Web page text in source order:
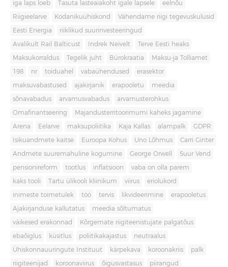
iga laps loeb Tasuta lasteaiakoht igale lapsele eelnõu
Riigieelarve Kodanikuühiskond Vähendame riigi tegevuskulusid
Eesti Energia riiklikud suurinvesteeringud
Avalikult Rail Balticust Indrek Neivelt Terve Eesti heaks
Maksukorraldus Tegelik juht Bürokraatia Maksu-ja Tolliamet
198 nr toiduahel vabaühendused erasektor
maksuvabastused ajakirjanik erapooletu meedia
sõnavabadus arvamusvabadus arvamusterohkus
Omafinantseering Majandusterritoorimumi kaheks jagamine
Arena Eelarve maksupoliitika Kaja Kallas alampalk GDPR
Isikuandmete kaitse Euroopa Kohus Uno Lõhmus Carri Ginter
Andmete suuremahuline kogumine George Orwell Suur Vend
pensionireform tootlus inflatsioon vaba on olla parem
kaks tooli Tartu ülikooli kliinikum viirus eriolukord
inimeste toimetulek töö tervis likvideerimine erapooletus
Ajakirjanduse kallutatus meedia sõltumatus
väikesed erakonnad Kõrgemate riigiteenistujate palgatõus
ebaõiglus küsitlus poliitikakajastus neutraalus
Ühiskonnauuringute Instituut kärpekava koroonakriis palk
riigiteenijad koroonaviirus õigusvastasus piirangud